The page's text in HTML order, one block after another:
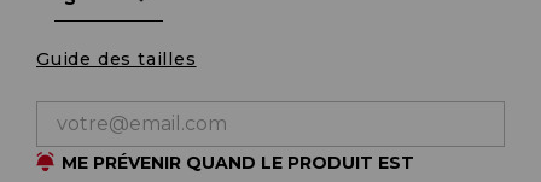
Guide des tailles
ME PRÉVENIR QUAND LE PRODUIT EST